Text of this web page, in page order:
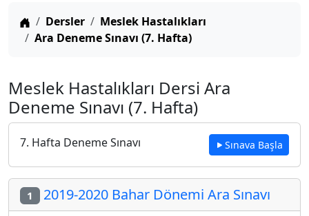
Anasayfa
Dersler
Meslek Hastalıkları
Ara Deneme Sınavı (7. Hafta)
Meslek Hastalıkları Dersi Ara
Deneme Sınavı (7. Hafta)
7. Hafta Deneme Sınavı Sınava Başla
1 2019-2020 Bahar Dönemi Ara Sınavı